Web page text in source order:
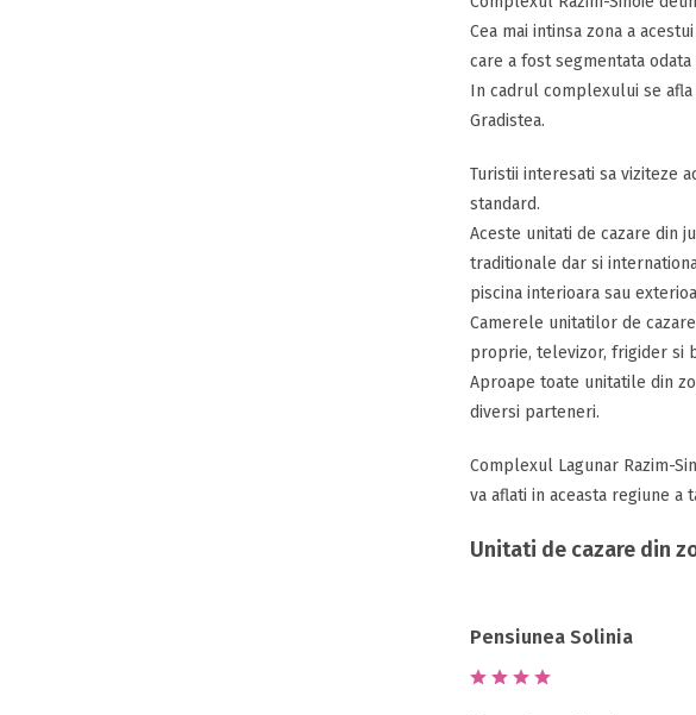
Cea mai intinsa zona a
care a fost segmentata
In cadrul complexului se
Gradistea.
Turistii interesati sa viziteze
standard.
Aceste unitati de cazare din
traditionale dar si
piscina interioara sau
Camerele unitatilor de
proprie, televizor, frigider si
Aproape toate unitatile din
diversi parteneri.
Complexul Lagunar Razim-
va aflati in aceasta regiune a
Unitati de cazare din
Pensiunea Solinia